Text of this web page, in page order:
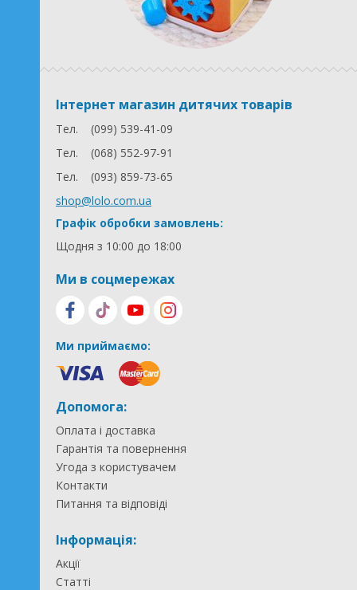
Інтернет магазин дитячих товарів
Тел.
(099) 539-41-09
Тел.
(068) 552-97-91
Тел.
(093) 859-73-65
shop@lolo.com.ua
Графік обробки замовлень:
Щодня з 10:00 до 18:00
Ми в соцмережах
Ми приймаємо:
Допомога:
Оплата і доставка
Гарантія та повернення
Угода з користувачем
Контакти
Питання та відповіді
Інформація:
Акції
Статті